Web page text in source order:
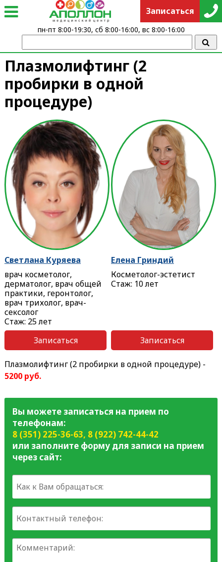
Плазмолифтинг (2
пробирки в одной
процедуре)
Светлана Куряева
врач косметолог,
дерматолог, врач общей
практики, геронтолог,
врач трихолог, врач-
сексолог
Стаж: 25 лет
Записаться
Елена Гриндий
Косметолог-эстетист
Стаж: 10 лет
Записаться
Плазмолифтинг (2 пробирки в одной процедуре) -
5200 руб.
Вы можете записаться на прием по
телефонам:
8 (351) 225-36-63, 8 (922) 742-44-42
или заполните форму для записи на прием
через сайт:
Записаться
пн-пт 8:00-19:30, сб 8:00-16:00, вс 8:00-16:00